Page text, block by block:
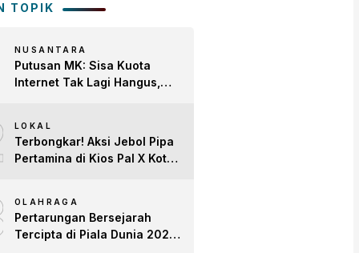
TOPIK
NUSANTARA
Putusan MK: Sisa Kuota
Internet Tak Lagi Hangus,
LOKAL
Terbongkar! Aksi Jebol Pipa
Pertamina di Kios Pal X Kota
OLAHRAGA
Pertarungan Bersejarah
Tercipta di Piala Dunia 2026: